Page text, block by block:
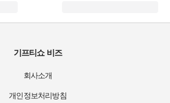
기프티쇼 비즈
회사소개
개인정보처리방침